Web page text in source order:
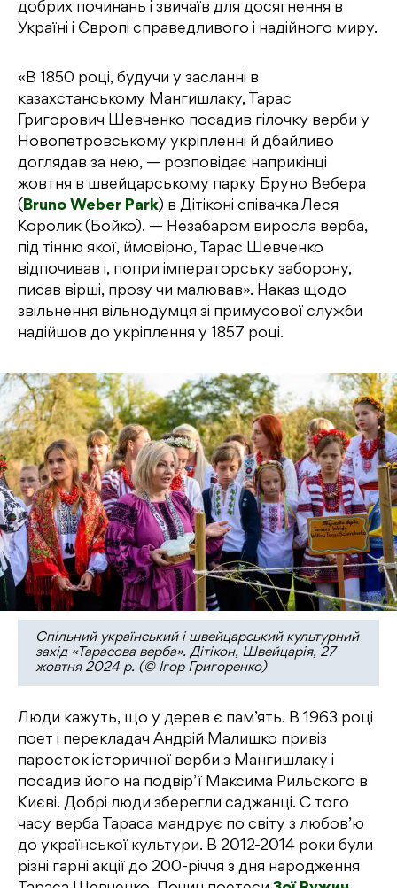
добрих починань і звичаїв для досягнення в
Україні і Європі справедливого і надійного миру.
«В 1850 році, будучи у засланні в
казахстанському Мангишлаку, Тарас
Григорович Шевченко посадив гілочку верби у
Новопетровському укріпленні й дбайливо
доглядав за нею, — розповідає наприкінці
жовтня в швейцарському парку Бруно Вебера
(Bruno Weber Park) в Дітіконі співачка Леся
Королик (Бойко). — Незабаром виросла верба,
під тінню якої, ймовірно, Тарас Шевченко
відпочивав і, попри імператорську заборону,
писав вірші, прозу чи малював». Наказ щодо
звільнення вільнодумця зі примусової служби
надійшов до укріплення у 1857 році.
Спільний український і швейцарський культурний
захід «Тарасова верба». Дітікон, Швейцарія, 27
жовтня 2024 р. (© Ігор Григоренко)
Люди кажуть, що у дерев є пам’ять. В 1963 році
поет і перекладач Андрій Малишко привіз
паросток історичної верби з Мангишлаку і
посадив його на подвір’ї Максима Рильского в
Києві. Добрі люди зберегли саджанці. С того
часу верба Тараса мандрує по світу з любов’ю
до української культури. В 2012-2014 роки були
різні гарні акції до 200-річчя з дня народження